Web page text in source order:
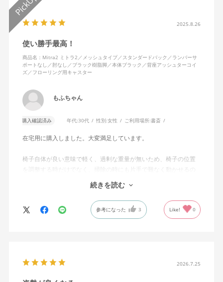
2025.8.26
使い勝手最高！
商品名：Mitra2 ミトラ2／メッシュタイプ／スタンダードバック／ランバーサ
ポートなし／肘なし／ブラック樹脂脚／本体ブラック／背座アッシュターコイ
ズ／フローリング用キャスター
もふちゃん
購入確認済み 年代:30代 性別:女性 ご利用場所:書斎
在宅用に購入しました。大変満足しています。
椅子自体が良い意味で軽く、過剰な重量が無いため、椅子の位置
を調整する時だけでなく、掃除の時にも片手で難なく動かせるの
で、ストレスを感じません。
背中はメッシュ素材でハリがあり、沈み込みすぎないところが気
に入っています。色も画像通りのアッシュブルーで、部屋の差し
色になっています。
キャスターはフローリング用を選びました。とにかく動きが滑ら
思います。良い商品に巡り会えてとても嬉しいです。
続きを読む
参考になった 3 Like! 0
2026.7.25